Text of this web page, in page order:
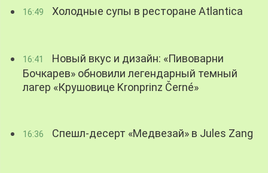
16:49 Холодные супы в ресторане Atlantica
16:41
Новый вкус и дизайн: «Пивоварни
Бочкарев» обновили легендарный темный
лагер «Крушовице Kronprinz Černé»
16:36 Спешл-десерт «Медвезай» в Jules Zang